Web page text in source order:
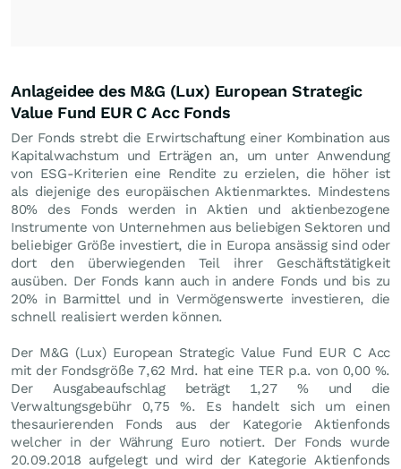
Anlageidee des M&G (Lux) European Strategic
Value Fund EUR C Acc Fonds
Der Fonds strebt die Erwirtschaftung einer Kombination aus
Kapitalwachstum und Erträgen an, um unter Anwendung
von ESG-Kriterien eine Rendite zu erzielen, die höher ist
als diejenige des europäischen Aktienmarktes. Mindestens
80% des Fonds werden in Aktien und aktienbezogene
Instrumente von Unternehmen aus beliebigen Sektoren und
beliebiger Größe investiert, die in Europa ansässig sind oder
dort den überwiegenden Teil ihrer Geschäftstätigkeit
ausüben. Der Fonds kann auch in andere Fonds und bis zu
20% in Barmittel und in Vermögenswerte investieren, die
schnell realisiert werden können.
Der M&G (Lux) European Strategic Value Fund EUR C Acc
mit der Fondsgröße 7,62 Mrd. hat eine TER p.a. von 0,00 %.
Der Ausgabeaufschlag beträgt 1,27 % und die
Verwaltungsgebühr 0,75 %. Es handelt sich um einen
thesaurierenden Fonds aus der Kategorie Aktienfonds
welcher in der Währung Euro notiert. Der Fonds wurde
20.09.2018 aufgelegt und wird der Kategorie Aktienfonds